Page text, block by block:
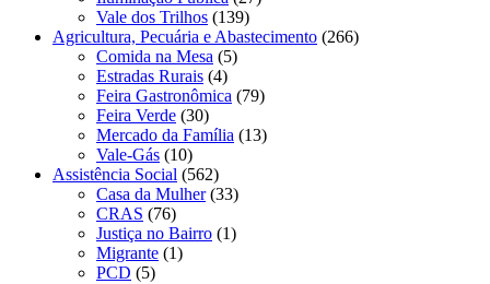
Vale dos Trilhos (139)
Agricultura, Pecuária e Abastecimento (266)
Comida na Mesa (5)
Estradas Rurais (4)
Feira Gastronômica (79)
Feira Verde (30)
Mercado da Família (13)
Vale-Gás (10)
Assistência Social (562)
Casa da Mulher(33)
CRAS (76)
Justiça no Bairro (1)
Migrante (1)
PCD (5)